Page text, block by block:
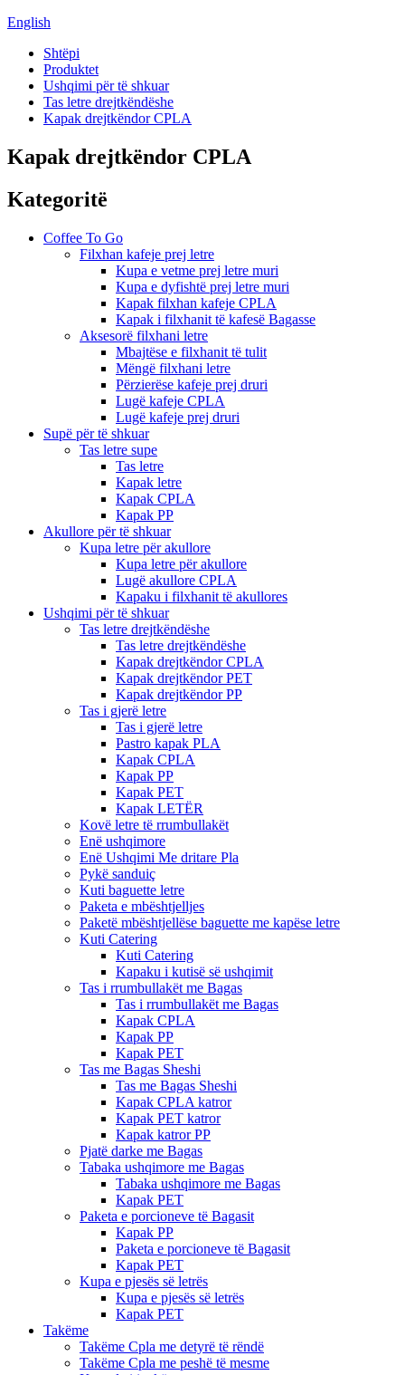
English
Shtëpi
Produktet
Ushqimi për të shkuar
Tas letre drejtkëndëshe
Kapak drejtkëndor CPLA
Kapak drejtkëndor CPLA
Kategoritë
Coffee To Go
Filxhan kafeje prej letre
Kupa e vetme prej letre muri
Kupa e dyfishtë prej letre muri
Kapak filxhan kafeje CPLA
Kapak i filxhanit të kafesë Bagasse
Aksesorë filxhani letre
Mbajtëse e filxhanit të tulit
Mëngë filxhani letre
Përzierëse kafeje prej druri
Lugë kafeje CPLA
Lugë kafeje prej druri
Supë për të shkuar
Tas letre supe
Tas letre
Kapak letre
Kapak CPLA
Kapak PP
Akullore për të shkuar
Kupa letre për akullore
Kupa letre për akullore
Lugë akullore CPLA
Kapaku i filxhanit të akullores
Ushqimi për të shkuar
Tas letre drejtkëndëshe
Tas letre drejtkëndëshe
Kapak drejtkëndor CPLA
Kapak drejtkëndor PET
Kapak drejtkëndor PP
Tas i gjerë letre
Tas i gjerë letre
Pastro kapak PLA
Kapak CPLA
Kapak PP
Kapak PET
Kapak LETËR
Kovë letre të rrumbullakët
Enë ushqimore
Enë Ushqimi Me dritare Pla
Pykë sanduiç
Kuti baguette letre
Paketa e mbështjelljes
Paketë mbështjellëse baguette me kapëse letre
Kuti Catering
Kuti Catering
Kapaku i kutisë së ushqimit
Tas i rrumbullakët me Bagas
Tas i rrumbullakët me Bagas
Kapak CPLA
Kapak PP
Kapak PET
Tas me Bagas Sheshi
Tas me Bagas Sheshi
Kapak CPLA katror
Kapak PET katror
Kapak katror PP
Pjatë darke me Bagas
Tabaka ushqimore me Bagas
Tabaka ushqimore me Bagas
Kapak PET
Paketa e porcioneve të Bagasit
Kapak PP
Paketa e porcioneve të Bagasit
Kapak PET
Kupa e pjesës së letrës
Kupa e pjesës së letrës
Kapak PET
Takëme
Takëme Cpla me detyrë të rëndë
Takëme Cpla me peshë të mesme